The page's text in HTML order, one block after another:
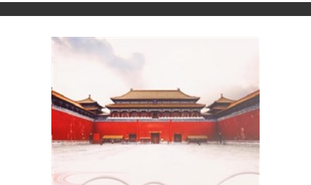
Truyện Mới Ra
Hoàn Thành